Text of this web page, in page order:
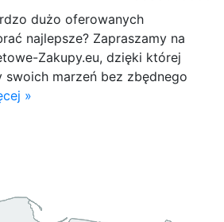
dużo oferowanych
najlepsze? Zapraszamy na
Zakupy.eu, dzięki której
marzeń bez zbędnego
»